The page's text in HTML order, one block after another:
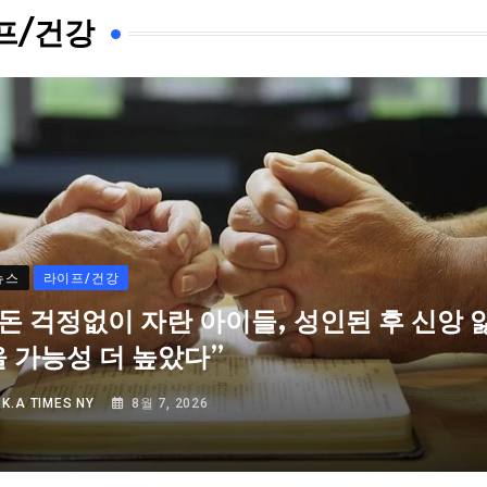
/건강
스 라이프/건강
걱정없이 자란 아이들, 성인된 후 신앙
가능성 더 높았다”
K.A TIMES NY 8월 7, 2026